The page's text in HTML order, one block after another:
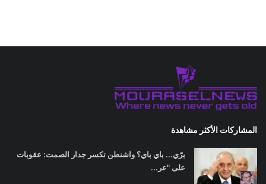
المشاركات الأكثر مشاهدة
برّي... باي باي؟ واشنطن تكسر جدار الصمت: عقوبات
على "عر...